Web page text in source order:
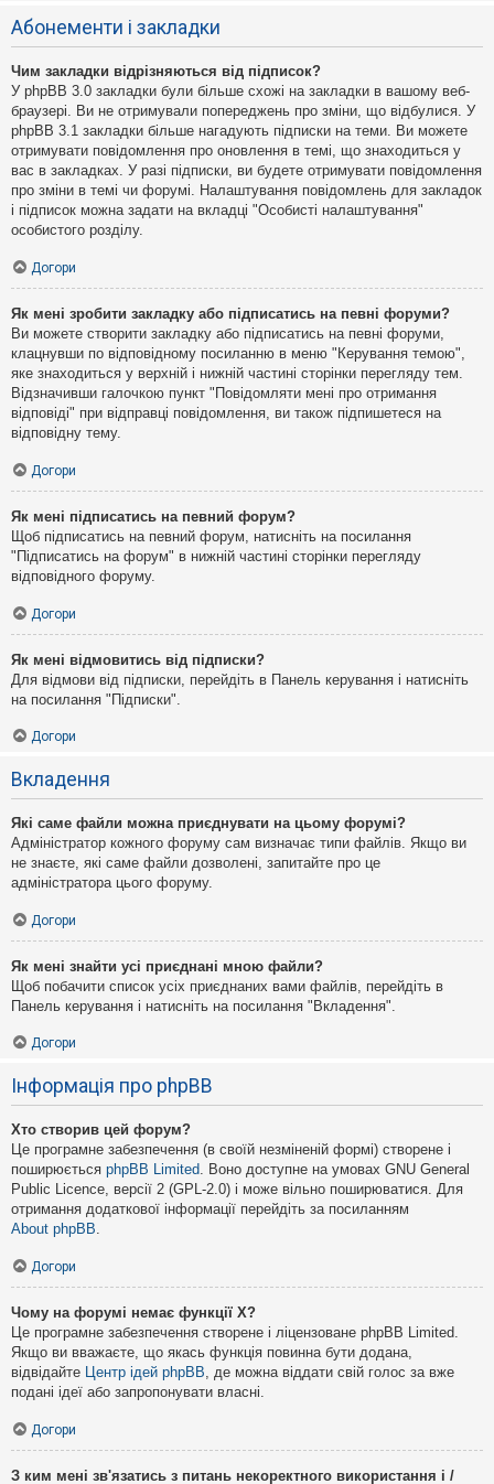
Абонементи і закладки
Чим закладки відрізняються від підписок?
У phpBB 3.0 закладки були більше схожі на закладки в вашому веб-
браузері. Ви не отримували попереджень про зміни, що відбулися. У
phpBB 3.1 закладки більше нагадують підписки на теми. Ви можете
отримувати повідомлення про оновлення в темі, що знаходиться у
вас в закладках. У разі підписки, ви будете отримувати повідомлення
про зміни в темі чи форумі. Налаштування повідомлень для закладок
і підписок можна задати на вкладці "Особисті налаштування"
особистого розділу.
Догори
Як мені зробити закладку або підписатись на певні форуми?
Ви можете створити закладку або підписатись на певні форуми,
клацнувши по відповідному посиланню в меню "Керування темою",
яке знаходиться у верхній і нижній частині сторінки перегляду тем.
Відзначивши галочкою пункт "Повідомляти мені про отримання
відповіді" при відправці повідомлення, ви також підпишетеся на
відповідну тему.
Догори
Як мені підписатись на певний форум?
Щоб підписатись на певний форум, натисніть на посилання
"Підписатись на форум" в нижній частині сторінки перегляду
відповідного форуму.
Догори
Як мені відмовитись від підписки?
Для відмови від підписки, перейдіть в Панель керування і натисніть
на посилання "Підписки".
Догори
Вкладення
Які саме файли можна приєднувати на цьому форумі?
Адміністратор кожного форуму сам визначає типи файлів. Якщо ви
не знаєте, які саме файли дозволені, запитайте про це
адміністратора цього форуму.
Догори
Як мені знайти усі приєднані мною файли?
Щоб побачити список усіх приєднаних вами файлів, перейдіть в
Панель керування і натисніть на посилання "Вкладення".
Догори
Інформація про phpBB
Хто створив цей форум?
Це програмне забезпечення (в своїй незміненій формі) створене і
поширюється phpBB Limited. Воно доступне на умовах GNU General
Public Licence, версії 2 (GPL-2.0) і може вільно поширюватися. Для
отримання додаткової інформації перейдіть за посиланням
About phpBB.
Догори
Чому на форумі немає функції X?
Це програмне забезпечення створене і ліцензоване phpBB Limited.
Якщо ви вважаєте, що якась функція повинна бути додана,
відвідайте Центр ідей phpBB, де можна віддати свій голос за вже
подані ідеї або запропонувати власні.
Догори
З ким мені зв'язатись з питань некоректного використання і /